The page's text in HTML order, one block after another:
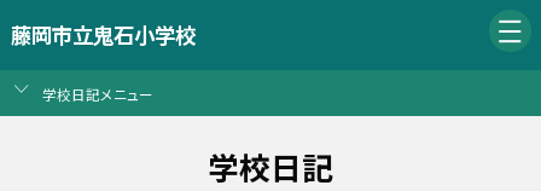
藤岡市立鬼石小学校
学校日記メニュー
学校日記